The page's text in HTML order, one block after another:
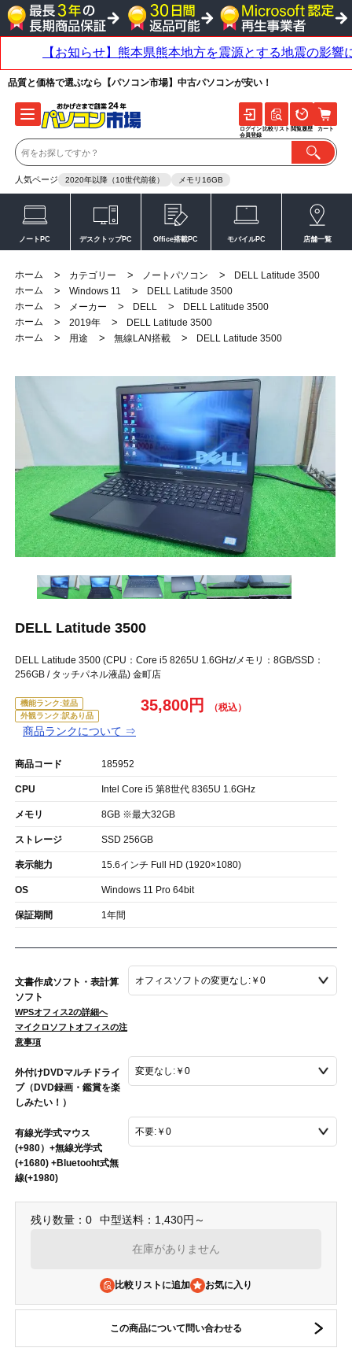
品質と価格で選ぶなら【パソコン市場】中古パソコンが安い！
人気ページ 2020年以降（10世代前後） メモリ16GB
ログイン
会員登録
比較リスト 閲覧履歴 カート
ノートPC デスクトップPC Office搭載PC モバイルPC 店舗一覧
ホーム > カテゴリー > ノートパソコン >
DELL Latitude 3500
ホーム
> Windows 11 >
DELL Latitude 3500
ホーム
> メーカー > DELL >
DELL Latitude 3500
ホーム
> 2019年 >
DELL Latitude 3500
ホーム
> 用途 > 無線LAN搭載 > DELL Latitude 3500
DELL Latitude 3500
DELL Latitude 3500 (CPU：Core i5 8265U 1.6GHz/メモリ：8GB/SSD：
256GB / タッチパネル液晶) 金町店
機能ランク:並品
外観ランク:訳あり品
商品ランクについて ⇒
35,800円
商品コード 185952
CPU Intel Core i5 第8世代 8365U 1.6GHz
メモリ 8GB ※最大32GB
ストレージ SSD 256GB
表示能力 15.6インチ Full HD (1920×1080)
OS Windows 11 Pro 64bit
保証期間 1年間
文書作成ソフト・表計算
ソフト
WPSオフィス2の詳細へ
マイクロソフトオフィスの注
意事項
外付けDVDマルチドライ
ブ（DVD録画・鑑賞を楽
しみたい！）
有線光学式マウス
(+980）+無線光学式
(+1680) +Bluetooht式無
線(+1980)
残り数量：0 中型送料：1,430円～
在庫がありません
比較リストに追加
この商品について問い合わせる